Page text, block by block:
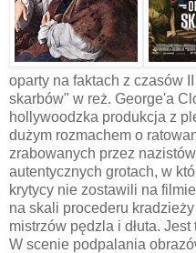
oparty na faktach z czasów
skarbów" w reż. George'a
hollywoodzka produkcja z
dużym rozmachem o
zrabowanych przez
autentycznych grotach, w
krytycy nie zostawili na
na skali procederu
mistrzów pędzla i dłuta.
W scenie podpalania